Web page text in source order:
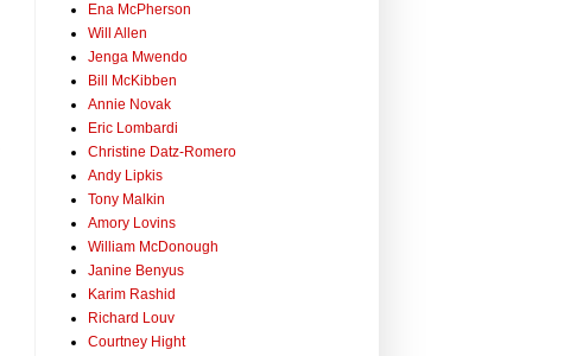
Ena McPherson
Will Allen
Jenga Mwendo
Bill McKibben
Annie Novak
Eric Lombardi
Christine Datz-Romero
Andy Lipkis
Tony Malkin
Amory Lovins
William McDonough
Janine Benyus
Karim Rashid
Richard Louv
Courtney Hight